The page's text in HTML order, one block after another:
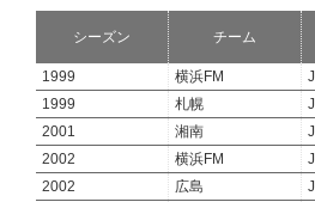
シーズン チーム
1999
横浜FM
1999
札幌
2001
湘南
2002
横浜FM
2002
広島